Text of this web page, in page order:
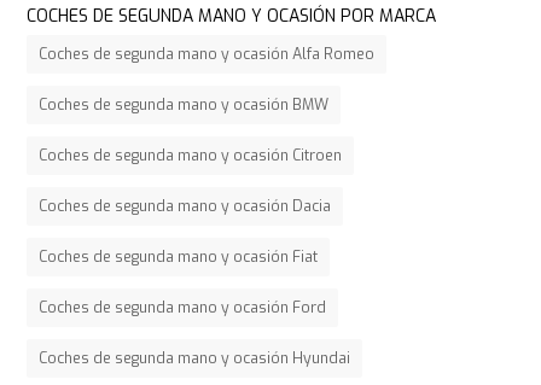
COCHES DE SEGUNDA MANO Y OCASIÓN POR MARCA
Coches de segunda mano y ocasión Alfa Romeo
Coches de segunda mano y ocasión BMW
Coches de segunda mano y ocasión Citroen
Coches de segunda mano y ocasión Dacia
Coches de segunda mano y ocasión Fiat
Coches de segunda mano y ocasión Ford
Coches de segunda mano y ocasión Hyundai